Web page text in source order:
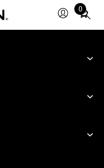
0
Total